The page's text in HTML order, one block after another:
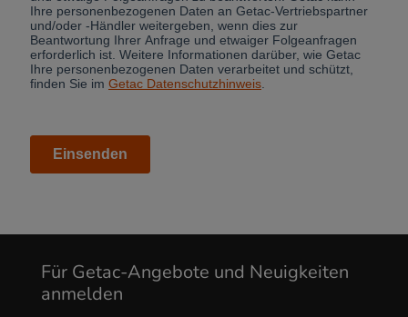
Cancel
Für Getac-Angebote und Neuigkeiten
anmelden